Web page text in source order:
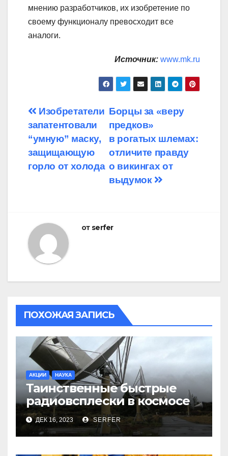
мнению разработчиков, их изобретение по
своему функционалу превосходит все
аналоги.
Источник: www.mk.ru
Навигация
по
записям
Борцы за «веру
предков»
в рогатых шлемах:
отличите правду
о викингах от
выдумок
Изобретатели
запатентовали
“умную” маску,
защищающую
горло от холода
от serfer
ПОХОЖАЯ ЗАПИСЬ
АКЦИИ НАУКА
Таинственные быстрые
радиовсплески в космосе
сделались все более
странными
ДЕК 16, 2023 SERFER